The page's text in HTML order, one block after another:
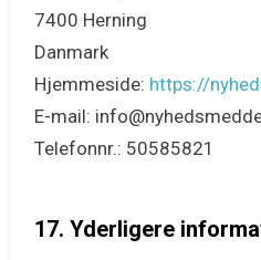
7400 Herning
Danmark
Hjemmeside: https://
E-mail:
Telefonnr.: 50585821
17. Yderligere